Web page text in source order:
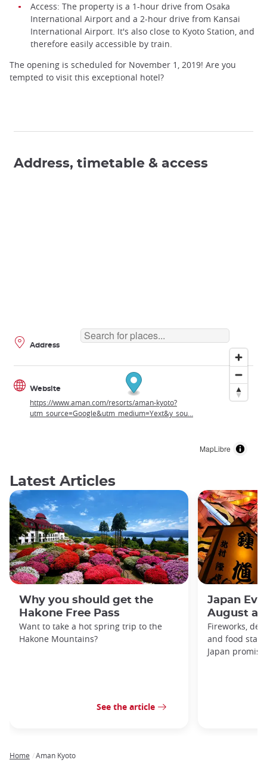
Access: The property is a 1-hour drive from Osaka
International Airport and a 2-hour drive from Kansai
International Airport. It's also close to Kyoto Station, and
therefore easily accessible by train.
The opening is scheduled for November 1, 2019! Are you
tempted to visit this exceptional hotel?
Address, timetable & access
MapLibre
Address
Website
https://www.aman.com/resorts/aman-kyoto?
utm_source=Google&utm_medium=Yext&y_sou…
Latest Articles
Why you should get the
Hakone Free Pass
Want to take a hot spring trip to the
Hakone Mountains?
See the article
Japan
August
Fireworks,
and food
Japan
Home Aman Kyoto